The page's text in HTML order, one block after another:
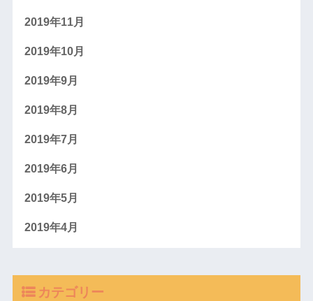
2019年11月
2019年10月
2019年9月
2019年8月
2019年7月
2019年6月
2019年5月
2019年4月
カテゴリー